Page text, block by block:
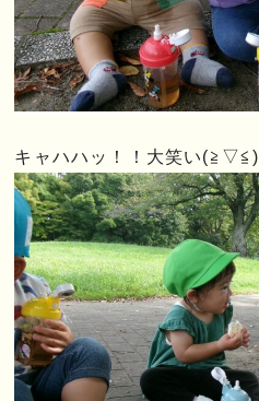
キャハハッ！！大笑い(≧▽≦)